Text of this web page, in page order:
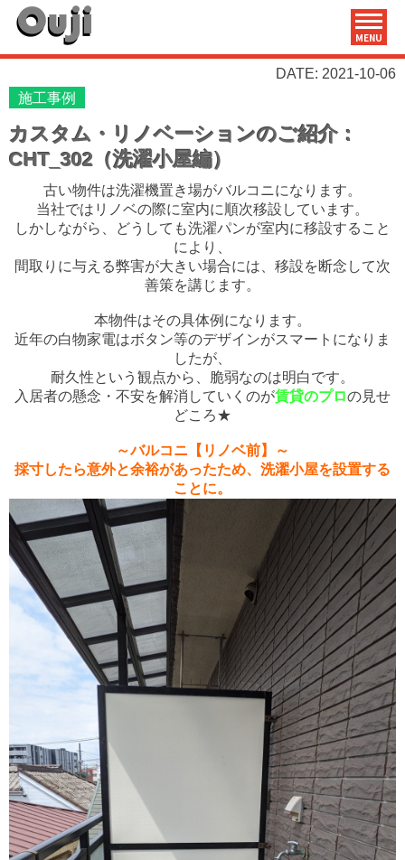
MENU
DATE: 2021-10-06
施工事例
カスタム・リノベーションのご紹介：
CHT_302（洗濯小屋編）
古い物件は洗濯機置き場がバルコニになります。
当社ではリノベの際に室内に順次移設しています。
しかしながら、どうしても洗濯パンが室内に移設すること
により、
間取りに与える弊害が大きい場合には、移設を断念して次
善策を講じます。
本物件はその具体例になります。
近年の白物家電はボタン等のデザインがスマートになりま
したが、
耐久性という観点から、脆弱なのは明白です。
入居者の懸念・不安を解消していくのが賃貸のプロの見せ
どころ★
～バルコニ【リノベ前】～
採寸したら意外と余裕があったため、洗濯小屋を設置する
ことに。